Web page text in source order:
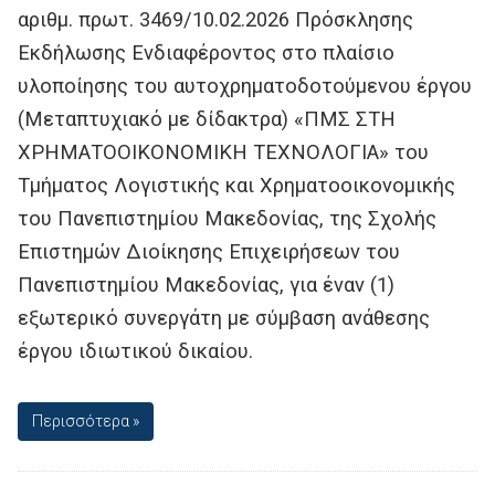
αριθμ. πρωτ. 3469/10.02.2026 Πρόσκλησης
Εκδήλωσης Ενδιαφέροντος στο πλαίσιο
υλοποίησης του αυτοχρηματοδοτούμενου έργου
(Μεταπτυχιακό με δίδακτρα) «ΠΜΣ ΣΤΗ
ΧΡΗΜΑΤΟΟΙΚΟΝΟΜΙΚΗ ΤΕΧΝΟΛΟΓΙΑ» του
Τμήματος Λογιστικής και Χρηματοοικονομικής
του Πανεπιστημίου Μακεδονίας, της Σχολής
Επιστημών Διοίκησης Επιχειρήσεων του
Πανεπιστημίου Μακεδονίας, για έναν (1)
εξωτερικό συνεργάτη με σύμβαση ανάθεσης
έργου ιδιωτικού δικαίου.
Περισσότερα »